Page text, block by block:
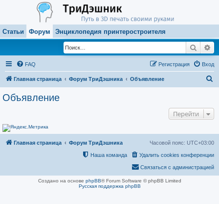
Статьи Форум Энциклопедия принтеростроителя
Поиск
FAQ Вход
Регистрация
Главная страница Форум ТриДэшника Объявление
Объявление
Перейти
Главная страница Форум ТриДэшника Часовой пояс: UTC+03:00
Удалить cookies конференции
Наша команда
Связаться с администрацией
Создано на основе phpBB® Forum Software © phpBB Limited
Русская поддержка phpBB